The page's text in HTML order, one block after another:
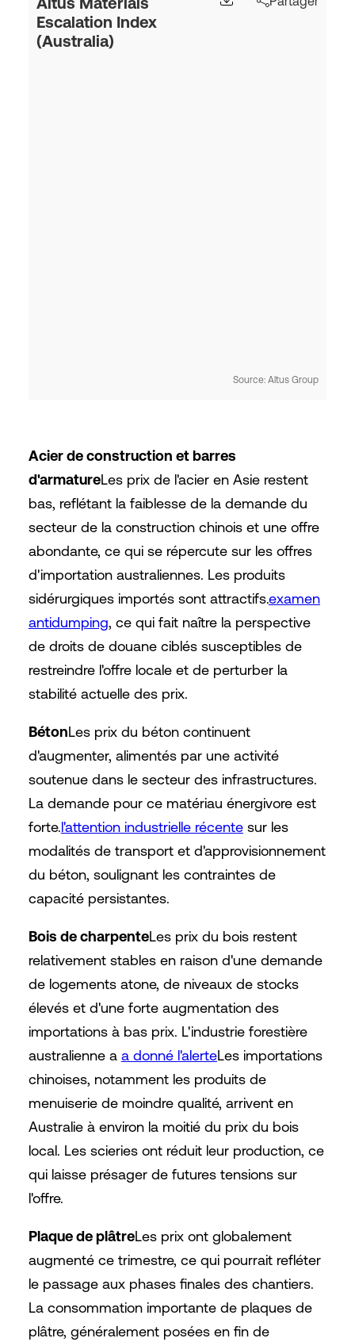
Escalation Index
(Australia)
Source: Altus Group
Acier de construction et barres
d'armatureLes prix de l'acier en Asie restent
bas, reflétant la faiblesse de la demande du
secteur de la construction chinois et une offre
abondante, ce qui se répercute sur les offres
d'importation australiennes. Les produits
sidérurgiques importés sont attractifs.examen
antidumping, ce qui fait naître la perspective
de droits de douane ciblés susceptibles de
restreindre l'offre locale et de perturber la
stabilité actuelle des prix.
BétonLes prix du béton continuent
d'augmenter, alimentés par une activité
soutenue dans le secteur des infrastructures.
La demande pour ce matériau énergivore est
forte.l'attention industrielle récentesur les
modalités de transport et d'approvisionnement
du béton, soulignant les contraintes de
capacité persistantes.
Bois de charpenteLes prix du bois restent
relativement stables en raison d'une demande
de logements atone, de niveaux de stocks
élevés et d'une forte augmentation des
importations à bas prix. L'industrie forestière
australienne a a donné l'alerteLes importations
chinoises, notamment les produits de
menuiserie de moindre qualité, arrivent en
Australie à environ la moitié du prix du bois
local. Les scieries ont réduit leur production, ce
qui laisse présager de futures tensions sur
l'offre.
Plaque de plâtreLes prix ont globalement
augmenté ce trimestre, ce qui pourrait refléter
le passage aux phases finales des chantiers.
La consommation importante de plaques de
plâtre, généralement posées en fin de